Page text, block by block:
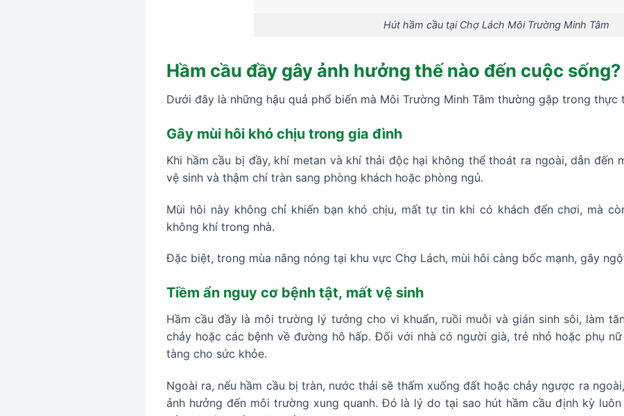
Hút hầm cầu tại Chợ Lách Môi Trường Minh Tâm
Hầm cầu đầy gây ảnh hưởng thế nào đến cuộc sống?
Dưới đây là những hậu quả phổ biến mà Môi Trường Minh Tâm thường gặp trong thực
Gây mùi hôi khó chịu trong gia đình
Khi hầm cầu bị đầy, khí metan và khí thải độc hại không thể thoát ra ngoài, dẫn đến
vệ sinh và thậm chí tràn sang phòng khách hoặc phòng ngủ.
Mùi hôi này không chỉ khiến bạn khó chịu, mất tự tin khi có khách đến chơi, mà
không khí trong nhà.
Đặc biệt, trong mùa nắng nóng tại khu vực Chợ Lách, mùi hôi càng bốc mạnh, gây
Tiềm ẩn nguy cơ bệnh tật, mất vệ sinh
Hầm cầu đầy là môi trường lý tưởng cho vi khuẩn, ruồi muỗi và gián sinh sôi, làm
chảy hoặc các bệnh về đường hô hấp. Đối với nhà có người già, trẻ nhỏ hoặc phụ
tàng cho sức khỏe.
Ngoài ra, nếu hầm cầu bị tràn, nước thải sẽ thấm xuống đất hoặc chảy ngược ra
ảnh hưởng đến môi trường xung quanh. Đó là lý do tại sao hút hầm cầu định kỳ